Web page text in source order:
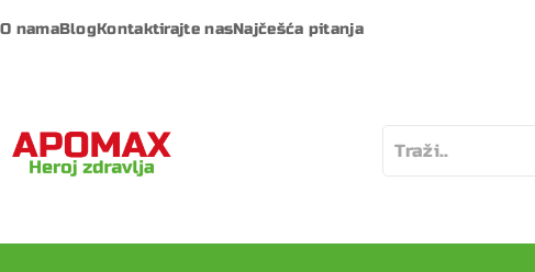
O namaBlogKontaktirajte nasNajčešća pitanja